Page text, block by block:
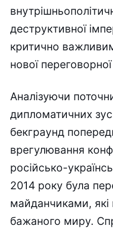
деструктивної
критично
нової
Аналізуючи
дипломатичних
бекграунд
врегулювання
російсько-
2014 року була
майданчиками,
бажаного миру.